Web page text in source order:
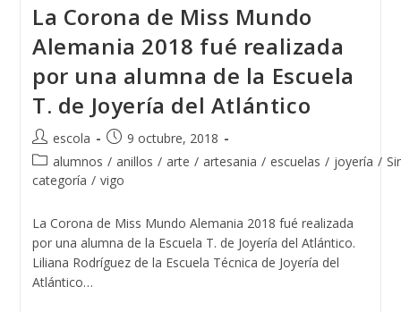
La Corona de Miss Mundo
Alemania 2018 fué realizada
por una alumna de la Escuela
T. de Joyería del Atlántico
Autor
de
la
entrada:
escola
Publicación
de
la
entrada:
9 octubre, 2018
Categoría
de
entrada:
alumnos / anillos / arte / artesania / escuelas / joyería /
categoría / vigo
La Corona de Miss Mundo Alemania 2018 fué realizada
por una alumna de la Escuela T. de Joyería del Atlántico.
Liliana Rodríguez de la Escuela Técnica de Joyería del
Atlántico…